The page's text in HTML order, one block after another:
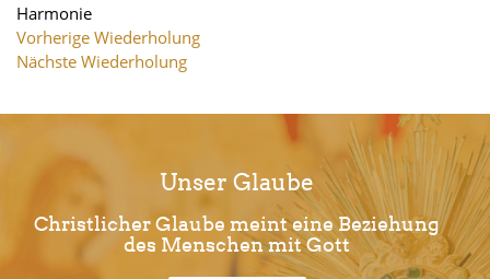
Harmonie
Vorherige Wiederholung
Nächste Wiederholung
Unser Glaube
Christlicher Glaube meint eine Beziehung
des Menschen mit Gott